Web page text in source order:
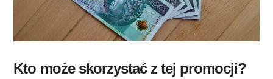
Kto może skorzystać z tej promocji?